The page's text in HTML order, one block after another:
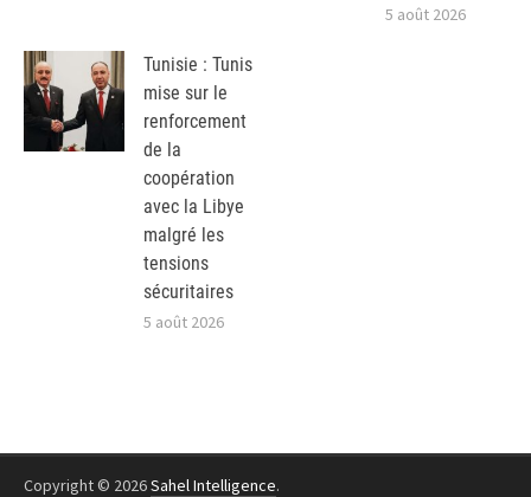
5 août 2026
Tunisie : Tunis
mise sur le
renforcement
de la
coopération
avec la Libye
malgré les
tensions
sécuritaires
5 août 2026
Copyright © 2026Sahel Intelligence.